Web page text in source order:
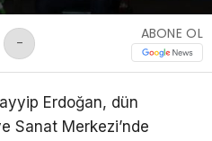
-
ABONE OL
Erdoğan, dün
Sanat Merkezi’nde